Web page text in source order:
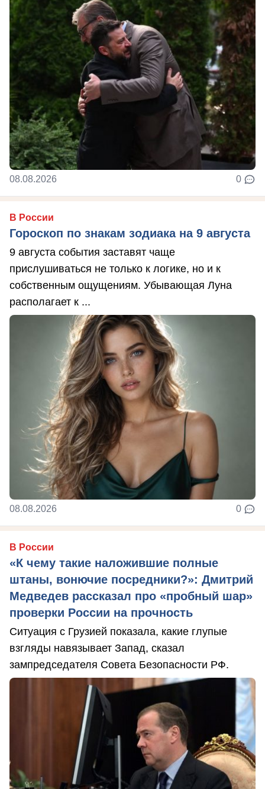
08.08.2026 0
В России
Гороскоп по знакам зодиака на 9 августа
9 августа события заставят чаще
прислушиваться не только к логике, но и к
собственным ощущениям. Убывающая Луна
располагает к ...
08.08.2026 0
В России
«К чему такие наложившие полные
штаны, вонючие посредники?»: Дмитрий
Медведев рассказал про «пробный шар»
проверки России на прочность
Ситуация с Грузией показала, какие глупые
взгляды навязывает Запад, сказал
зампредседателя Совета Безопасности РФ.